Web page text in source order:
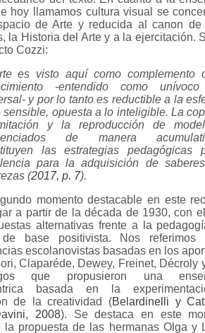
hoy llamamos cultura visual se
de Arte y reducida al canon de
la Historia del Arte y a la ejercitación.
Cozzi:
es visto aquí como complemento
-entendido como
y por lo tanto es reductible a la
sensible, opuesta a lo inteligible. La
y la reproducción de
de manera
las estrategias pedagógicas
para la adquisición de
(2017, p. 7).
momento destacable en este
a partir de la dé­cada de 1930, con
alternativas frente a la
de base positivista. Nos
escolanovistas basadas en los
Claparéde, Dewey, Freinet, Décroly
que propusieron una
basada en la
de la creatividad (Belardinelli y
2008). Se destaca en este
la propuesta de las hermanas Olga y